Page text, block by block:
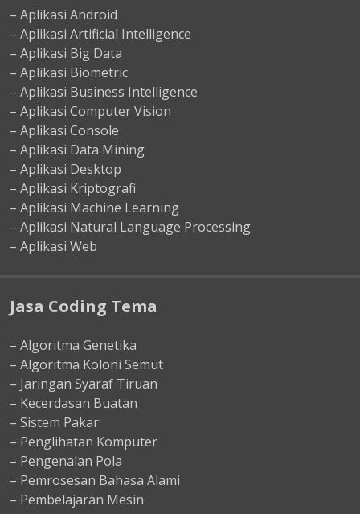
– Aplikasi Android
– Aplikasi Artificial Intelligence
– Aplikasi Big Data
– Aplikasi Biometric
– Aplikasi Business Intelligence
– Aplikasi Computer Vision
– Aplikasi Console
– Aplikasi Data Mining
– Aplikasi Desktop
– Aplikasi Kriptografi
– Aplikasi Machine Learning
– Aplikasi Natural Language Processing
– Aplikasi Web
Jasa Coding Tema
– Algoritma Genetika
– Algoritma Koloni Semut
– Jaringan Syaraf Tiruan
– Kecerdasan Buatan
– Sistem Pakar
– Penglihatan Komputer
– Pengenalan Pola
– Pemrosesan Bahasa Alami
– Pembelajaran Mesin